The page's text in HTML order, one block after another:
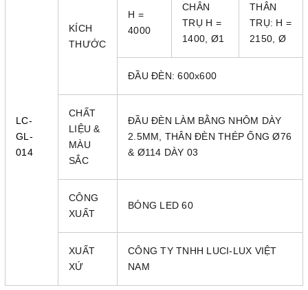
LC-
GL-
014
KÍCH
THƯỚC
H =
4000
CHÂN
TRỤ H =
1400, Ø1
THÂN
TRỤ: H =
2150, Ø
ĐẦU ĐÈN: 600x600
CHẤT
LIỆU &
MÀU
SẮC
ĐẦU ĐÈN LÀM BẰNG NHÔM DÀY
2.5MM, THÂN ĐÈN THÉP ỐNG Ø76
& Ø114 DÀY 03
CÔNG
XUẤT
BÓNG LED 60
XUẤT
XỨ
CÔNG TY TNHH LUCI-LUX VIỆT
NAM